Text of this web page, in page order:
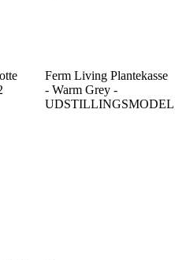
Ferm Living Plantekasse
- Warm Grey -
UDSTILLINGSMODEL